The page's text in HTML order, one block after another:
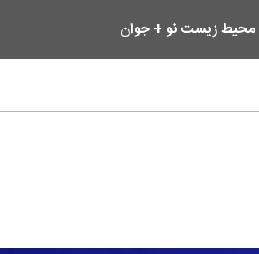
محیط زیستنو + جوان